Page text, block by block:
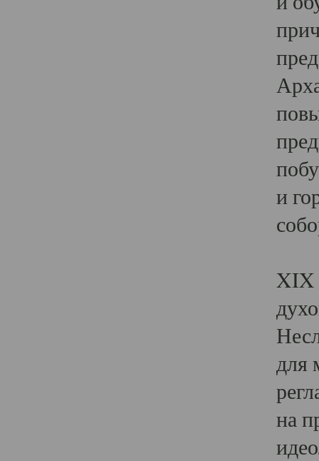
и
XIX
для
на